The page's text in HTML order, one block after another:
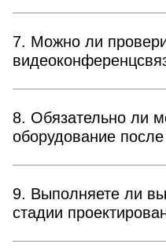
7. Можно ли
8. Обязательно ли
оборудование
9. Выполняете ли
стадии